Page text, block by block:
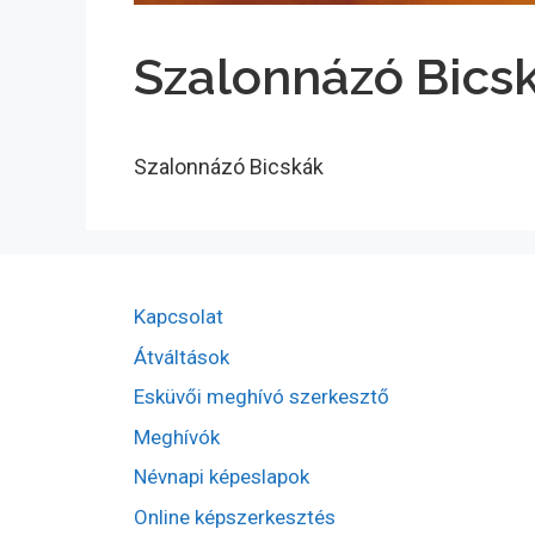
Szalonnázó
Szalonnázó Bicskák
Kapcsolat
Átváltások
Esküvői meghívó szerkesztő
Meghívók
Névnapi képeslapok
Online képszerkesztés